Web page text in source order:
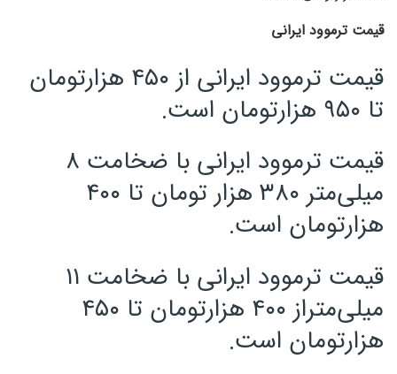
قیمت ترموود ایرانی
قیمت ترموود ایرانی از ۴۵۰ هزارتومان
تا ۹۵۰ هزارتومان است.
قیمت ترموود ایرانی با ضخامت ۸
میلی‌متر ۳۸۰ هزار تومان تا ۴۰۰
هزارتومان است.
قیمت ترموود ایرانی با ضخامت ۱۱
میلی‌متراز ۴۰۰ هزارتومان تا ۴۵۰
هزارتومان است.